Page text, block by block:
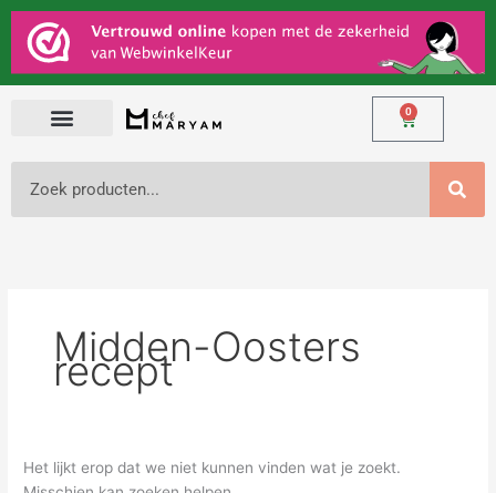
Ga
naar
inhoud
0
Winkelwagen
Midden-Oosters
recept
Het lijkt erop dat we niet kunnen vinden wat je zoekt.
Zoek
naar: